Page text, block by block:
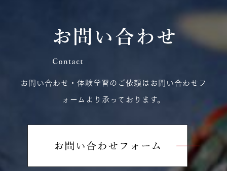
お問い合わせ・体験学習のご依頼はお問い合わせフ
ォームより承っております。